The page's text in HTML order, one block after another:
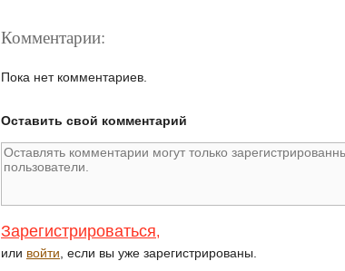
Комментарии:
Пока нет комментариев.
Оставить свой комментарий
Зарегистрироваться,
или войти , если вы уже зарегистрированы.